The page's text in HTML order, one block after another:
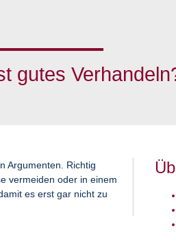
gutes
Argumenten. Richtig
vermeiden oder in einem
es erst gar nicht zu